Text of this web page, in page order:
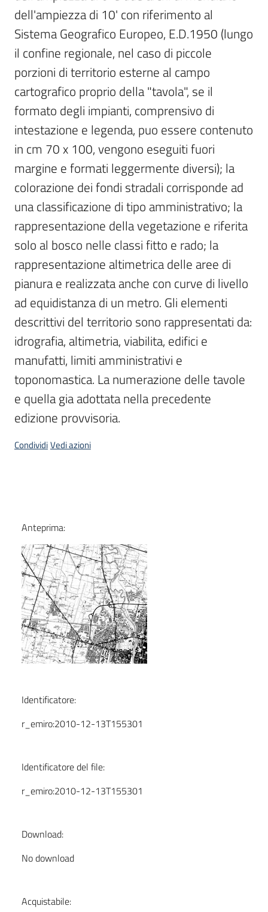
cartografico
Seguici
su
dell'ampiezza di 10' con riferimento al
Sistema Geografico Europeo, E.D.1950 (lungo
il confine regionale, nel caso di piccole
porzioni di territorio esterne al campo
cartografico proprio della "tavola", se il
formato degli impianti, comprensivo di
intestazione e legenda, puo essere contenuto
in cm 70 x 100, vengono eseguiti fuori
margine e formati leggermente diversi); la
colorazione dei fondi stradali corrisponde ad
una classificazione di tipo amministrativo; la
rappresentazione della vegetazione e riferita
solo al bosco nelle classi fitto e rado; la
rappresentazione altimetrica delle aree di
pianura e realizzata anche con curve di livello
ad equidistanza di un metro. Gli elementi
descrittivi del territorio sono rappresentati da:
idrografia, altimetria, viabilita, edifici e
manufatti, limiti amministrativi e
toponomastica. La numerazione delle tavole
e quella gia adottata nella precedente
edizione provvisoria.
CondividiVedi azioni
Anteprima:
Identificatore:
r_emiro:2010-12-13T155301
Identificatore del file:
r_emiro:2010-12-13T155301
Download:
No download
Acquistabile: